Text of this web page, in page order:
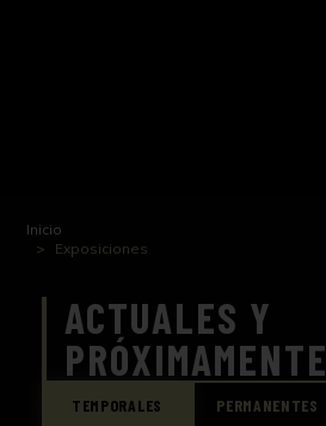
Inicio
Exposiciones
ACTUALES Y
PRÓXIMAMENTE
TEMPORALES PERMANENTES